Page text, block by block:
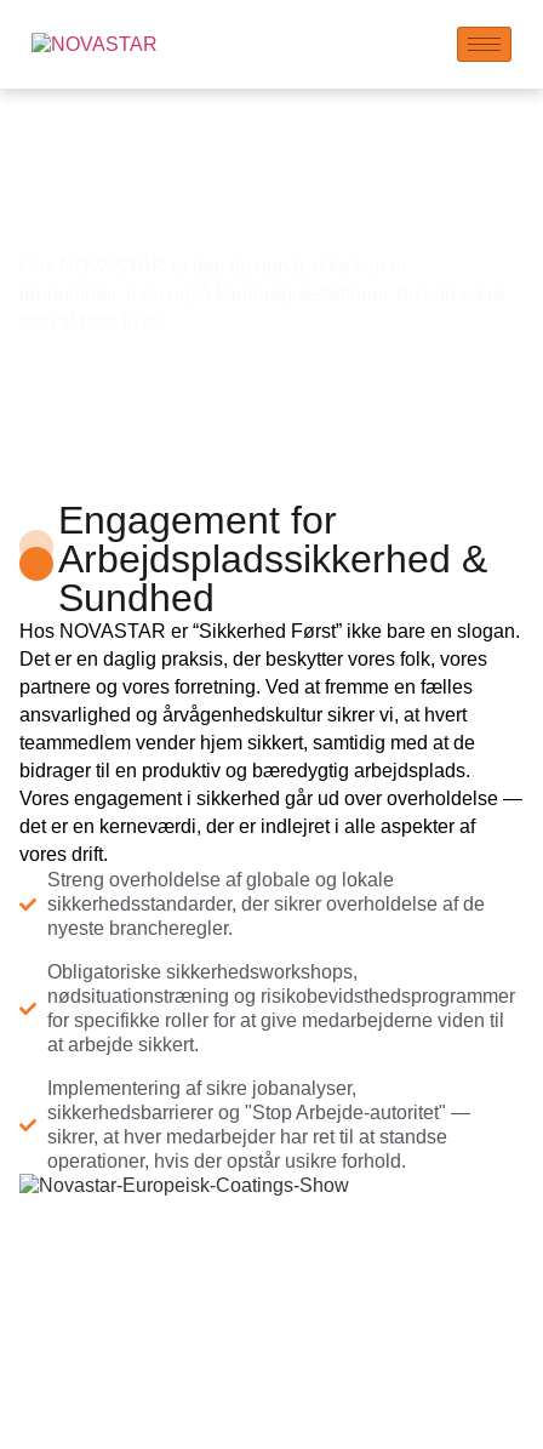
Engagement for
Arbejdspladssikkerhed &
Sundhed
Hos NOVASTAR er “Sikkerhed Først” ikke bare en slogan.
Det er en daglig praksis, der beskytter vores folk, vores
partnere og vores forretning. Ved at fremme en fælles
ansvarlighed og årvågenhedskultur sikrer vi, at hvert
teammedlem vender hjem sikkert, samtidig med at de
bidrager til en produktiv og bæredygtig arbejdsplads.
Vores engagement i sikkerhed går ud over overholdelse —
det er en kerneværdi, der er indlejret i alle aspekter af
vores drift.
Streng overholdelse af globale og lokale
sikkerhedsstandarder, der sikrer overholdelse af de
nyeste brancheregler.
Obligatoriske sikkerhedsworkshops,
nødsituationstræning og risikobevidsthedsprogrammer
for specifikke roller for at give medarbejderne viden til
at arbejde sikkert.
Implementering af sikre jobanalyser,
sikkerhedsbarrierer og "Stop Arbejde-autoritet" —
sikrer, at hver medarbejder har ret til at standse
operationer, hvis der opstår usikre forhold.